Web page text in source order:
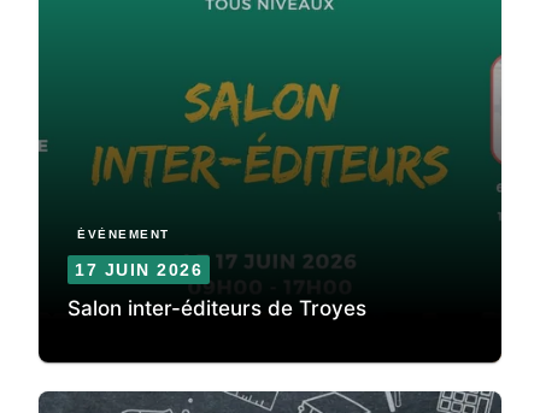
ÉVÈNEMENT
17 JUIN 2026
Salon inter-éditeurs de Troyes